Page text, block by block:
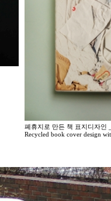
폐휴지로 만든 책 표지디자인
Recycled book cover design